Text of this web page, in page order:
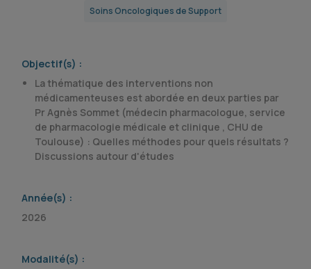
Soins Oncologiques de Support
Objectif(s) :
La thématique des interventions non
médicamenteuses est abordée en deux parties par
Pr Agnès Sommet (médecin pharmacologue, service
de pharmacologie médicale et clinique , CHU de
Toulouse) : Quelles méthodes pour quels résultats ?
Discussions autour d'études
Année(s) :
2026
Modalité(s) :